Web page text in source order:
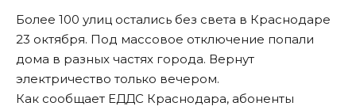
Более 100 улиц остались без света в Краснодаре
23 октября. Под массовое отключение попали
дома в разных частях города. Вернут
электричество только вечером.
Как сообщает ЕДДС Краснодара, абоненты